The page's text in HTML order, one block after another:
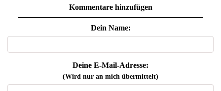
Kommentare hinzufügen
Dein Name:
Deine E-Mail-Adresse:
(Wird nur an mich übermittelt)